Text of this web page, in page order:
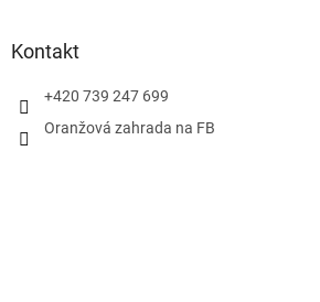
Kontakt
+420 739 247 699
Oranžová zahrada na FB